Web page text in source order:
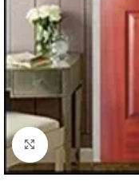
Click to enlarge